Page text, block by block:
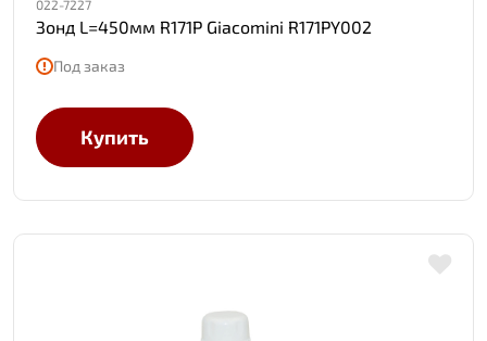
022-7227
Зонд L=450мм R171P Giacomini R171PY002
Под заказ
Купить